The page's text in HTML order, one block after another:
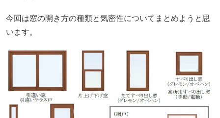
今回は窓の開き方の種類と気密性についてまとめようと思
います。